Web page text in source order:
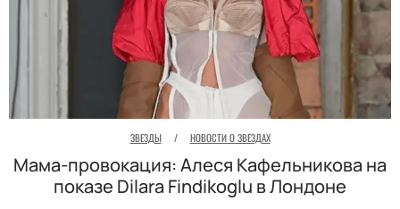
ЗВЕЗДЫ / НОВОСТИ О ЗВЕЗДАХ
Мама-провокация: Алеся Кафельникова на
показе Dilara Findikoglu в Лондоне